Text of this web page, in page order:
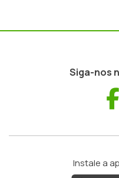
Siga-nos
Instale a